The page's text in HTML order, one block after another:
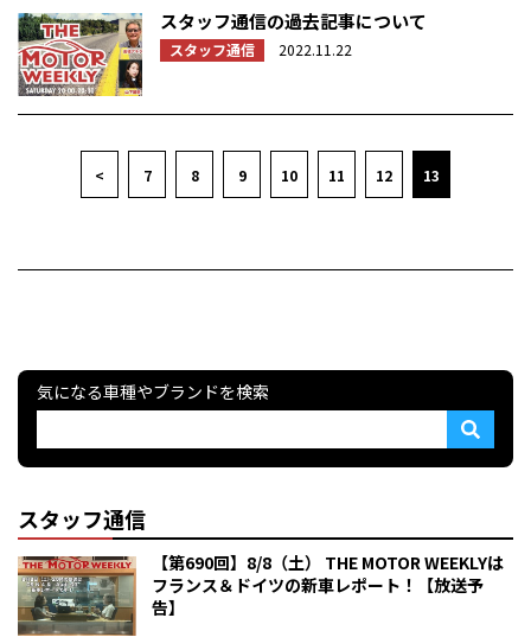
スタッフ通信の過去記事について
スタッフ通信 2022.11.22
< 7 8 9 10 11 12 13
気になる車種やブランドを検索
スタッフ通信
【第690回】8/8（土） THE MOTOR WEEKLYは
フランス＆ドイツの新車レポート！【放送予
告】